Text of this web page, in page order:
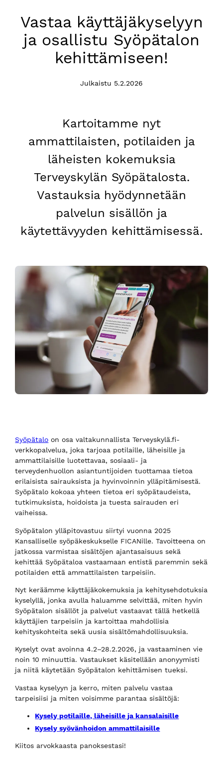
Vastaa käyttäjäkyselyyn
ja osallistu Syöpätalon
kehittämiseen!
Julkaistu 5.2.2026
Kartoitamme nyt
ammattilaisten, potilaiden ja
läheisten kokemuksia
Terveyskylän Syöpätalosta.
Vastauksia hyödynnetään
palvelun sisällön ja
käytettävyyden kehittämisessä.
Syöpätalo on osa valtakunnallista Terveyskylä.fi-
verkkopalvelua, joka tarjoaa potilaille, läheisille ja
ammattilaisille luotettavaa, sosiaali- ja
terveydenhuollon asiantuntijoiden tuottamaa tietoa
erilaisista sairauksista ja hyvinvoinnin ylläpitämisestä.
Syöpätalo kokoaa yhteen tietoa eri syöpätaudeista,
tutkimuksista, hoidoista ja tuesta sairauden eri
vaiheissa.
Syöpätalon ylläpitovastuu siirtyi vuonna 2025
Kansalliselle syöpäkeskukselle FICANille. Tavoitteena on
jatkossa varmistaa sisältöjen ajantasaisuus sekä
kehittää Syöpätaloa vastaamaan entistä paremmin sekä
potilaiden että ammattilaisten tarpeisiin.
Nyt keräämme käyttäjäkokemuksia ja kehitysehdotuksia
kyselyllä, jonka avulla haluamme selvittää, miten hyvin
Syöpätalon sisällöt ja palvelut vastaavat tällä hetkellä
käyttäjien tarpeisiin ja kartoittaa mahdollisia
kehityskohteita sekä uusia sisältömahdollisuuksia.
Kyselyt ovat avoinna 4.2–28.2.2026, ja vastaaminen vie
noin 10 minuuttia. Vastaukset käsitellään anonyymisti
ja niitä käytetään Syöpätalon kehittämisen tueksi.
Vastaa kyselyyn ja kerro, miten palvelu vastaa
tarpeisiisi ja miten voisimme parantaa sisältöjä:
Kysely potilaille, läheisille ja kansalaisille
Kysely syövänhoidon ammattilaisille
Kiitos arvokkaasta panoksestasi!